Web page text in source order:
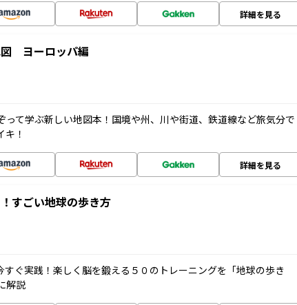
詳細を見る
ヨーロッパ編
って学ぶ新しい地図本！国境や州、川や街道、鉄道線など旅気分で
！
詳細を見る
すごい地球の歩き方
すぐ実践！楽しく脳を鍛える５０のトレーニングを「地球の歩き
解説